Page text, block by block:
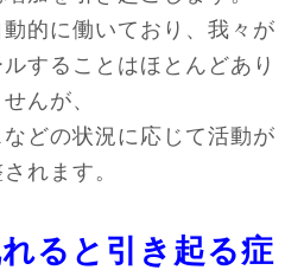
的に働いており、我々が
することはほとんどあり
せんが、
どの状況に応じて活動が
れます。
ると引き起る症